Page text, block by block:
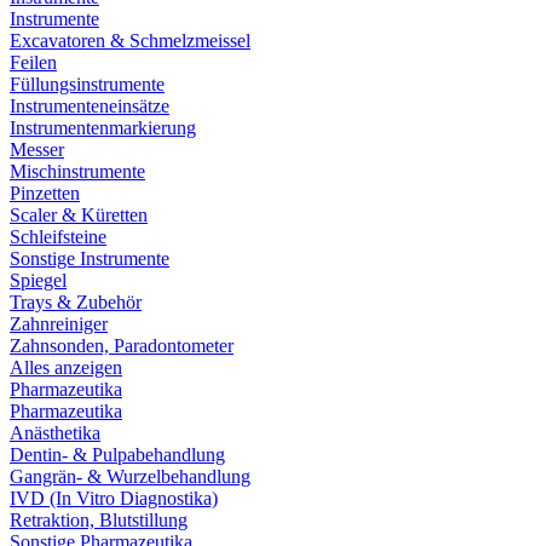
Instrumente
Excavatoren & Schmelzmeissel
Feilen
Füllungsinstrumente
Instrumenteneinsätze
Instrumentenmarkierung
Messer
Mischinstrumente
Pinzetten
Scaler & Küretten
Schleifsteine
Sonstige Instrumente
Spiegel
Trays & Zubehör
Zahnreiniger
Zahnsonden, Paradontometer
Alles anzeigen
Pharmazeutika
Pharmazeutika
Anästhetika
Dentin- & Pulpabehandlung
Gangrän- & Wurzelbehandlung
IVD (In Vitro Diagnostika)
Retraktion, Blutstillung
Sonstige Pharmazeutika